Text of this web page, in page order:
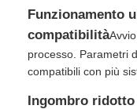
Prodotti
Chi Siamo
Funzionamento
compatibilità
processo. Parametri
compatibili con più
Ingombro ridotto